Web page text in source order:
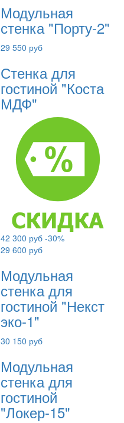
Модульная
стенка "Порту-2"
29 550 руб
Стенка для
гостиной "Коста
МДФ"
42 300 руб -30%
29 600 руб
Модульная
стенка для
гостиной "Некст
эко-1"
30 150 руб
Модульная
стенка для
гостиной
"Локер-15"